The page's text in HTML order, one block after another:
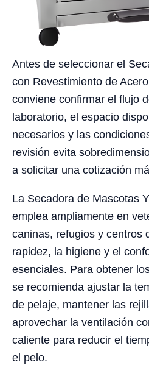
Antes de seleccionar el
con Revestimiento de
conviene confirmar el flujo
laboratorio, el espacio
necesarios y las
revisión evita
a solicitar una cotización
La Secadora de Mascotas
emplea ampliamente en
caninas, refugios y centros
rapidez, la higiene y el
esenciales. Para obtener
se recomienda ajustar la
de pelaje, mantener las
aprovechar la ventilación
caliente para reducir el
el pelo.